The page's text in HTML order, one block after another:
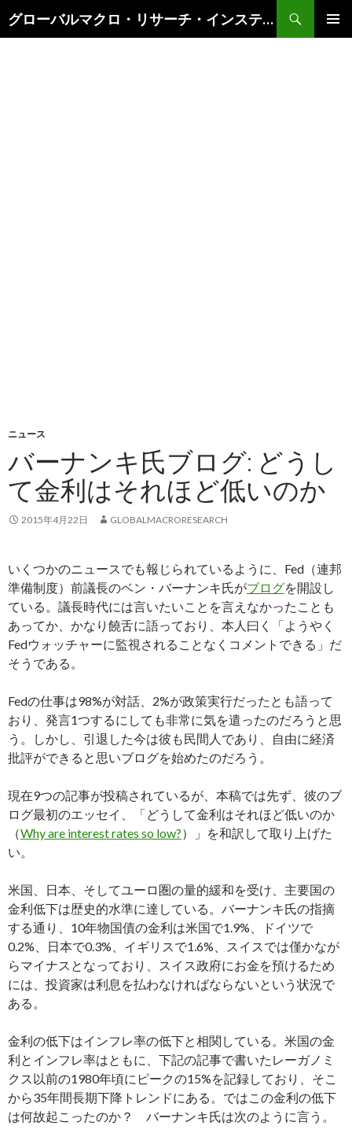
グローバルマクロ・リサーチ・インスティテュート
索
ニュース
バーナンキ氏ブログ: どうし
て金利はそれほど低いのか
2015年4月22日 GLOBALMACRORESEARCH
いくつかのニュースでも報じられているように、Fed（連邦
準備制度）前議長のベン・バーナンキ氏がブログを開設し
ている。議長時代には言いたいことを言えなかったことも
あってか、かなり饒舌に語っており、本人曰く「ようやく
Fedウォッチャーに監視されることなくコメントできる」だ
そうである。
Fedの仕事は98%が対話、2%が政策実行だったとも語って
おり、発言1つするにしても非常に気を遣ったのだろうと思
う。しかし、引退した今は彼も民間人であり、自由に経済
批評ができると思いブログを始めたのだろう。
現在9つの記事が投稿されているが、本稿では先ず、彼のブ
ログ最初のエッセイ、「どうして金利はそれほど低いのか
（Why are interest rates so low?）」を和訳して取り上げた
い。
米国、日本、そしてユーロ圏の量的緩和を受け、主要国の
金利低下は歴史的水準に達している。バーナンキ氏の指摘
する通り、10年物国債の金利は米国で1.9%、ドイツで
0.2%、日本で0.3%、イギリスで1.6%、スイスでは僅かなが
らマイナスとなっており、スイス政府にお金を預けるため
には、投資家は利息を払わなければならないという状況で
ある。
金利の低下はインフレ率の低下と相関している。米国の金
利とインフレ率はともに、下記の記事で書いたレーガノミ
クス以前の1980年頃にピークの15%を記録しており、そこ
から35年間長期下降トレンドにある。ではこの金利の低下
は何故起こったのか？ バーナンキ氏は次のように言う。